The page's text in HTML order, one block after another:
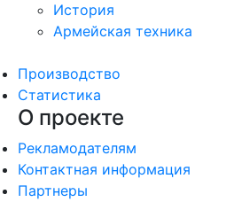
История
Армейская техника
Производство
Статистика
О проекте
Рекламодателям
Контактная информация
Партнеры